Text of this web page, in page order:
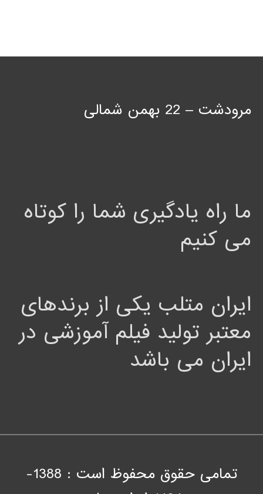
مرودشت – 22 بهمن شمالی
ما راه یادگیری شما را کوتاه
می کنیم
ایران متلب یکی از برندهای
معتبر تولید فیلم آموزشی در
ایران می باشد
تمامی حقوق محفوظ است : 1388-